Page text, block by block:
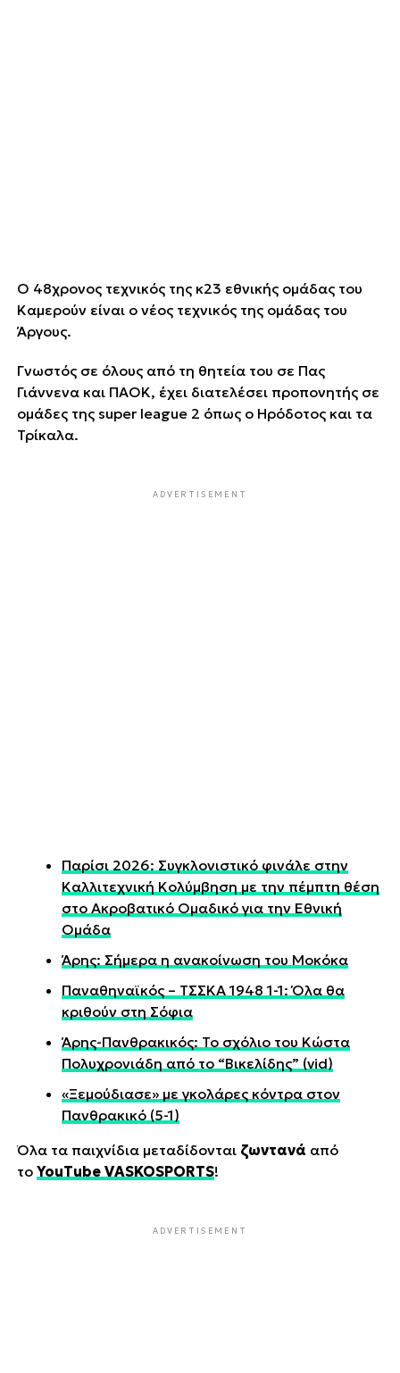
Ο 48χρονος τεχνικός της κ23 εθνικής ομάδας του
Καμερούν είναι ο νέος τεχνικός της ομάδας του
Άργους.
Γνωστός σε όλους από τη θητεία του σε Πας
Γιάννενα και ΠΑΟΚ, έχει διατελέσει προπονητής σε
ομάδες της super league 2 όπως ο Ηρόδοτος και τα
Τρίκαλα.
ADVERTISEMENT
Παρίσι 2026: Συγκλονιστικό φινάλε στην
Καλλιτεχνική Κολύμβηση με την πέμπτη θέση
στο Ακροβατικό Ομαδικό για την Εθνική
Ομάδα
Άρης: Σήμερα η ανακοίνωση του Μοκόκα
Παναθηναϊκός – ΤΣΣΚΑ 1948 1-1: Όλα θα
κριθούν στη Σόφια
Άρης-Πανθρακικός: Το σχόλιο του Κώστα
Πολυχρονιάδη από το “Βικελίδης” (vid)
«Ξεμούδιασε» με γκολάρες κόντρα στον
Πανθρακικό (5-1)
Όλα τα παιχνίδια μεταδίδονται ζωντανά από
το YouTube VASKOSPORTS!
ADVERTISEMENT